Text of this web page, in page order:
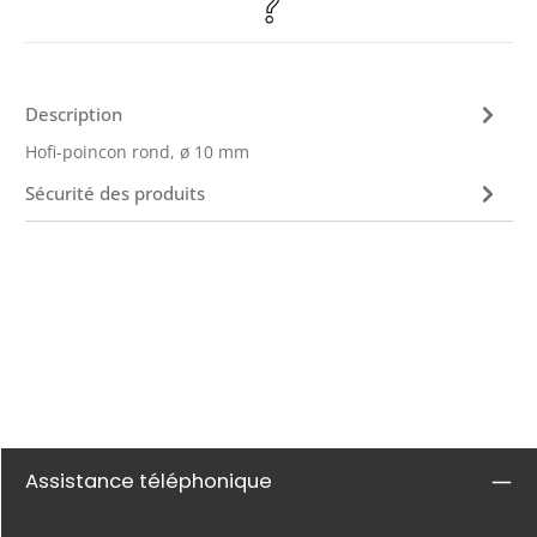
Description
Hofi-poincon rond, ø 10 mm
Sécurité des produits
Assistance téléphonique